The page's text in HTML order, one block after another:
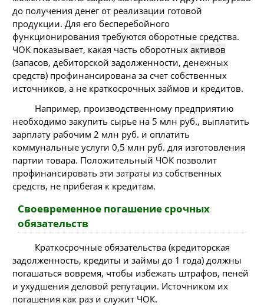
до получения денег от реализации готовой
продукции. Для его бесперебойного
функционирования требуются оборотные средства.
ЧОК показывает, какая часть оборотных активов
(запасов, дебиторской задолженности, денежных
средств) профинансирована за счет собственных
источников, а не краткосрочных займов и кредитов.
Например, производственному предприятию
необходимо закупить сырье на 5 млн руб., выплатить
зарплату рабочим 2 млн руб. и оплатить
коммунальные услуги 0,5 млн руб. для изготовления
партии товара. Положительный ЧОК позволит
профинансировать эти затраты из собственных
средств, не прибегая к кредитам.
Своевременное погашение срочных
обязательств
Краткосрочные обязательства (кредиторская
задолженность, кредиты и займы до 1 года) должны
погашаться вовремя, чтобы избежать штрафов, пеней
и ухудшения деловой репутации. Источником их
погашения как раз и служит ЧОК.